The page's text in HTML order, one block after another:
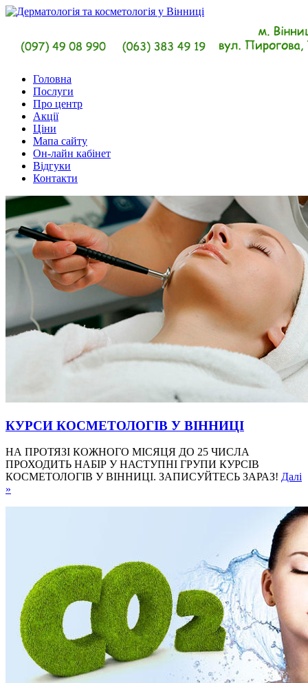
Головна
Послуги
Про центр
Акції
Ціни
Мапа сайту
Он-лайн кабінет
Відгуки
Контакти
КУРСИ КОСМЕТОЛОГІВ У ВІННИЦІ
НА ПРОТЯЗІ КОЖНОГО МІСЯЦЯ ДО 25 ЧИСЛА
ПРОХОДИТЬ НАБІР У НАСТУПНІ ГРУПИ КУРСІВ
КОСМЕТОЛОГІВ У ВІННИЦІ. ЗАПИСУЙТЕСЬ ЗАРАЗ! Далі
»